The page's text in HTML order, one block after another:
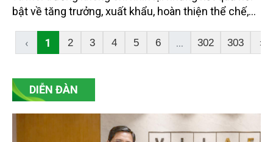
bật về tăng trưởng, xuất khẩu, hoàn thiện thể chế,
trình mục tiêu quốc gia, mà còn thẳng thắn nhận
diện các điểm nghẽn cần tập trung tháo gỡ trong
‹ 1 2 3 4 5 6 ... 302 303 ›
DIỄN ĐÀN